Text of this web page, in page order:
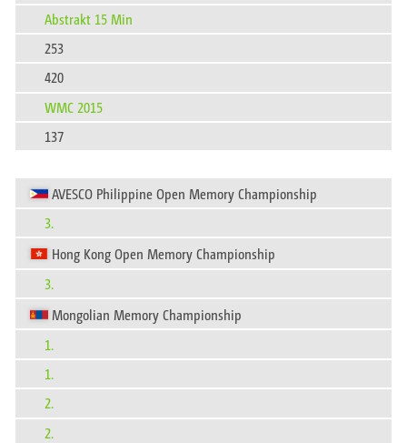
Abstrakt 15 Min
253
420
WMC 2015
137
AVESCO Philippine Open Memory Championship
3.
Hong Kong Open Memory Championship
3.
Mongolian Memory Championship
1.
1.
2.
2.